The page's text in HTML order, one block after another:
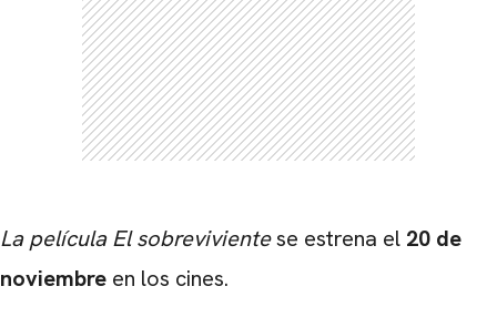
La película El sobrevivientese estrena el 20 de
noviembre en los cines.